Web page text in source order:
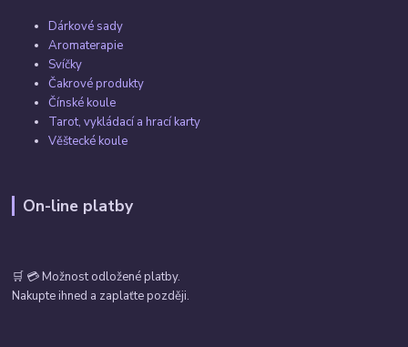
Dárkové sady
Aromaterapie
Svíčky
Čakrové produkty
Čínské koule
Tarot, vykládací a hrací karty
Věštecké koule
On-line platby
🛒 💳 Možnost odložené platby.
Nakupte ihned a zaplaťte později.